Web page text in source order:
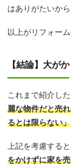
はありがたいから
以上がリフォー
【結論】大が
これまで紹介し
麗な物件だと売
るとは限らない」
上記を考慮する
をかけずに家を